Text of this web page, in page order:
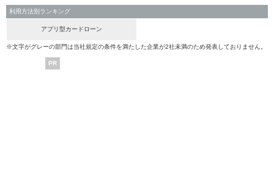
利用方法別ランキング
アプリ型カードローン
※文字がグレーの部門は当社規定の条件を満たした企業が2社未満のため発表しておりません。
PR